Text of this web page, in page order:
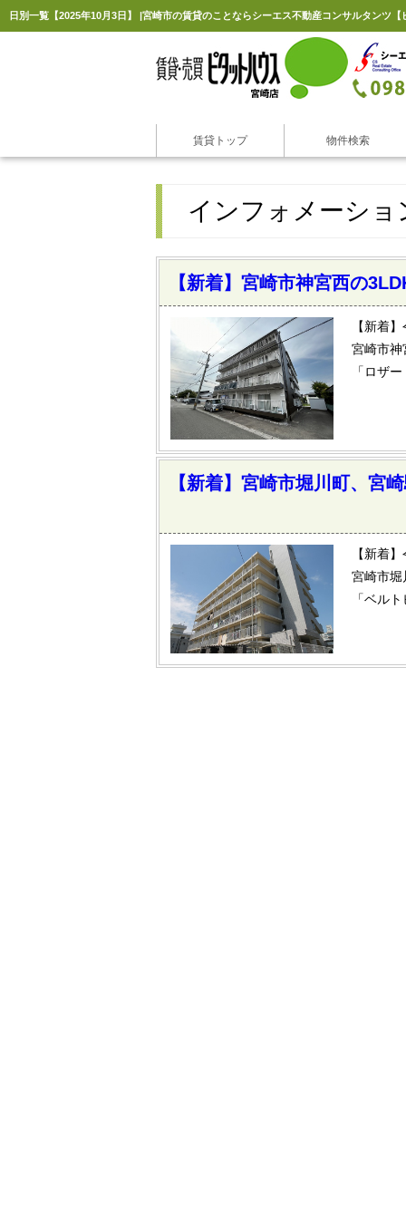
日別一覧【2025年10月3日】 |宮崎市の賃貸のことならシーエス不動産コンサルタンツ
賃貸トップ 物件検索
インフォメーショ
【新着】宮崎市神宮西の
【新着
宮崎市神
「ロザ
【新着】宮崎市堀川町、宮
【新着
宮崎市堀
「ベル